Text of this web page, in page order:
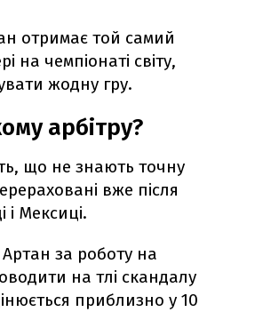
отримає той самий
на чемпіонаті світу,
жодну гру.
арбітру?
що не знають точну
вже після
Мексиці.
за роботу на
на тлі скандалу
приблизно у 10